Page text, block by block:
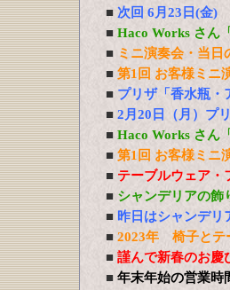
■ 次回 6月23日(金)
■ Haco Works さん
■ ミニ演奏会・当日
■ 第1回 お客様ミニ
■ プリザ「香水瓶・
■ 2月20日（月）プ
■ Haco Works さん
■ 第1回 お客様ミ
■ テーブルウェア・
■ シャンデリアの飾
■ 昨日はシャンデリ
■ 2023年 椅子とテ
■ 謹んで新春のお
■ 年末年始の営業時